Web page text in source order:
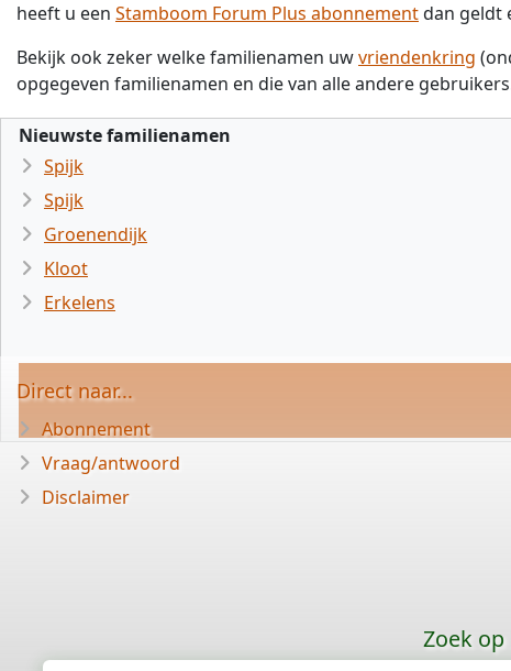
heeft u een Stamboom Forum Plus abonnementdan geldt
Bekijk ook zeker welke familienamen uwvriendenkring
opgegeven familienamen en die van alle andere
Nieuwste familienamen
Spijk
Spijk
Groenendijk
Kloot
Erkelens
Direct naar...
Abonnement
Vraag/antwoord
Disclaimer
Zoek